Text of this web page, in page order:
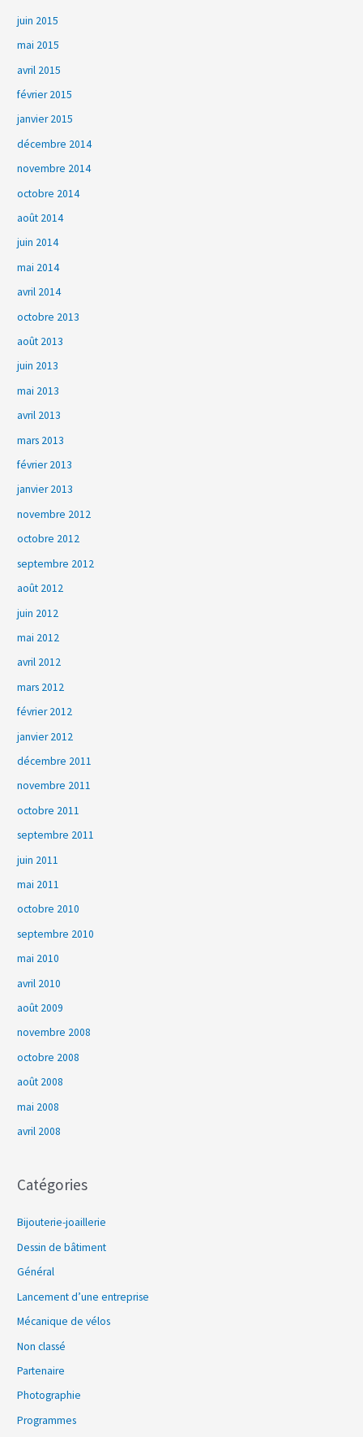
juin 2015
mai 2015
avril 2015
février 2015
janvier 2015
décembre 2014
novembre 2014
octobre 2014
août 2014
juin 2014
mai 2014
avril 2014
octobre 2013
août 2013
juin 2013
mai 2013
avril 2013
mars 2013
février 2013
janvier 2013
novembre 2012
octobre 2012
septembre 2012
août 2012
juin 2012
mai 2012
avril 2012
mars 2012
février 2012
janvier 2012
décembre 2011
novembre 2011
octobre 2011
septembre 2011
juin 2011
mai 2011
octobre 2010
septembre 2010
mai 2010
avril 2010
août 2009
novembre 2008
octobre 2008
août 2008
mai 2008
avril 2008
Catégories
Bijouterie-joaillerie
Dessin de bâtiment
Général
Lancement d’une entreprise
Mécanique de vélos
Non classé
Partenaire
Photographie
Programmes